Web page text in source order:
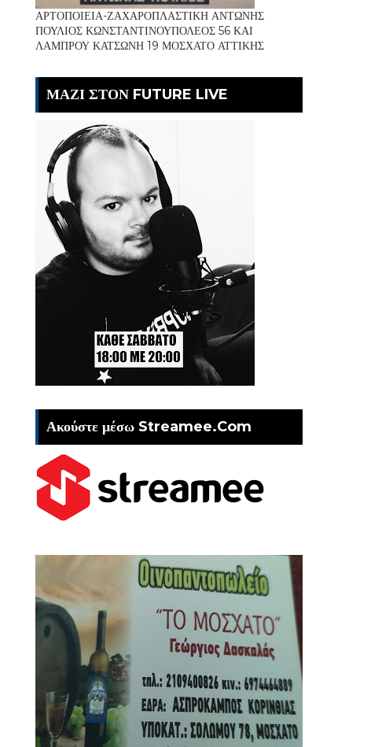
ΑΡΤΟΠΟΙΕΙΑ-ΖΑΧΑΡΟΠΛΑΣΤΙΚΗ ΑΝΤΩΝΗΣ
ΠΟΥΛΙΟΣ ΚΩΝΣΤΑΝΤΙΝΟΥΠΟΛΕΟΣ 56 ΚΑΙ
ΛΑΜΠΡΟΥ ΚΑΤΣΩΝΗ 19 ΜΟΣΧΑΤΟ ΑΤΤΙΚΗΣ
ΜΑΖΙ ΣΤΟΝ FUTURE LIVE
Ακούστε μέσω Streamee.Com